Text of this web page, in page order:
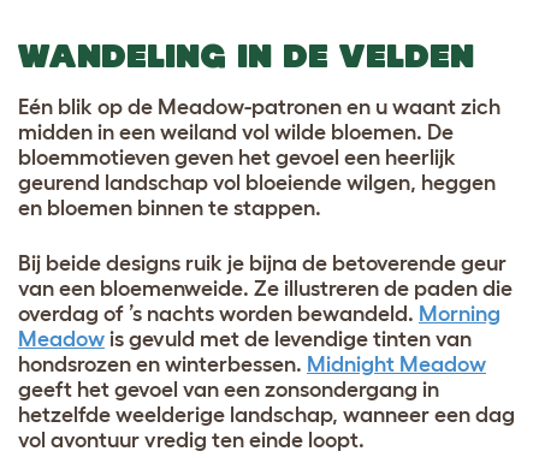
WANDELING IN DE VELDEN
Eén blik op de Meadow-patronen en u waant zich
midden in een weiland vol wilde bloemen. De
bloemmotieven geven het gevoel een heerlijk
geurend landschap vol bloeiende wilgen, heggen
en bloemen binnen te stappen.
Bij beide designs ruik je bijna de betoverende geur
van een bloemenweide. Ze illustreren de paden die
overdag of ’s nachts worden bewandeld. Morning
Meadow is gevuld met de levendige tinten van
hondsrozen en winterbessen. Midnight Meadow
geeft het gevoel van een zonsondergang in
hetzelfde weelderige landschap, wanneer een dag
vol avontuur vredig ten einde loopt.